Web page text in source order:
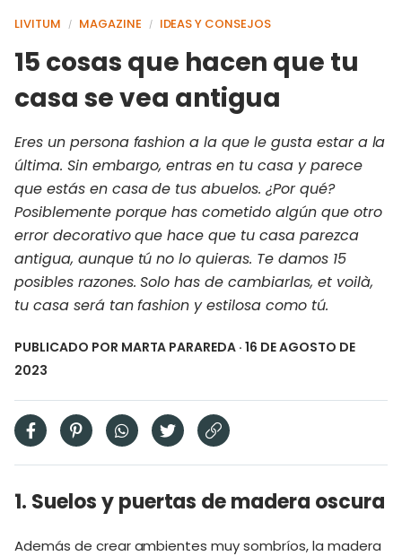
LIVITUM / MAGAZINE / IDEAS Y CONSEJOS
15 cosas que hacen que tu
casa se vea antigua
Eres un persona fashion a la que le gusta estar a la
última. Sin embargo, entras en tu casa y parece
que estás en casa de tus abuelos. ¿Por qué?
Posiblemente porque has cometido algún que otro
error decorativo que hace que tu casa parezca
antigua, aunque tú no lo quieras. Te damos 15
posibles razones. Solo has de cambiarlas, et voilà,
tu casa será tan fashion y estilosa como tú.
PUBLICADO POR MARTA PARAREDA · 16 DE AGOSTO DE
2023
1. Suelos y puertas de madera oscura
Además de crear ambientes muy sombríos, la madera